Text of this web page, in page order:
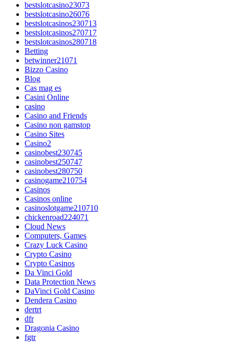
bestslotcasino23073
bestslotcasino26076
bestslotcasinos230713
bestslotcasinos270717
bestslotcasinos280718
Betting
betwinner21071
Bizzo Casino
Blog
Cas mag es
Casini Online
casino
Casino and Friends
Casino non gamstop
Casino Sites
Casino2
casinobest230745
casinobest250747
casinobest280750
casinogame210754
Casinos
Casinos online
casinoslotgame210710
chickenroad224071
Cloud News
Computers, Games
Crazy Luck Casino
Crypto Casino
Crypto Casinos
Da Vinci Gold
Data Protection News
DaVinci Gold Casino
Dendera Casino
dertrt
dfr
Dragonia Casino
fgtr